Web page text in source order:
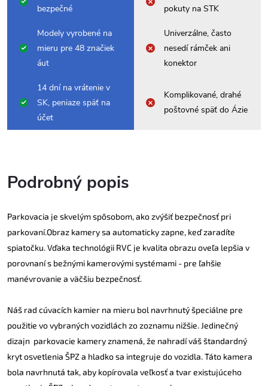
bezpečné
pokuty na STK
Modely vyrobené na
mieru pre 48 značiek
áut
Univerzálne, často
nesedí rámček ani
konektor
14 dní na vrátenie v
SK, peniaze späť na
účet
Komplikované, drahé
poštovné späť do Ázie
Podrobný popis
Parkovacia je skvelým spôsobom, ako zvýšiť bezpečnosť pri
parkovaní.Obraz kamery sa automaticky zapne, keď zaradíte
spiatočku. Vďaka technológii RVC je kvalita obrazu oveľa lepšia v
porovnaní s bežnými kamerovými systémami - pre ľahšie
manévrovanie a väčšiu bezpečnosť.
Náš rad cúvacích kamier na mieru bol navrhnutý špeciálne pre
použitie vo vybraných vozidlách zo zoznamu nižšie. Jedinečný
dizajn parkovacie kamery znamená, že nahradí váš štandardný
kryt osvetlenia ŠPZ a hladko sa integruje do vozidla. Táto kamera
bola navrhnutá tak, aby kopírovala veľkosť a tvar existujúceho